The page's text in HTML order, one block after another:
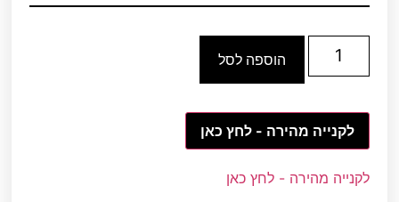
הוספה לסל
לקנייה מהירה - לחץ כאן
לקנייה מהירה - לחץ כאן